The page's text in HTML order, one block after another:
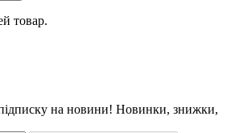
товар.
підписку на новини! Новинки, знижки,